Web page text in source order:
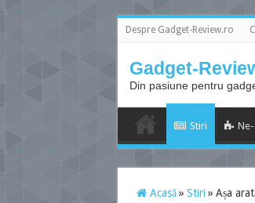
Despre Gadget-Review.ro
Gadget-
Din pasiune pentru
Stiri
Acasă » Stiri » Așa